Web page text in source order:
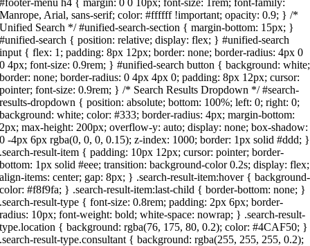
#footer-menu h4 { margin: 0 0 10px; font-size: 1rem; font-family:
Manrope, Arial, sans-serif; color: #ffffff !important; opacity: 0.9; } /*
Unified Search */ #unified-search-section { margin-bottom: 15px; }
#unified-search { position: relative; display: flex; } #unified-search
input { flex: 1; padding: 8px 12px; border: none; border-radius: 4px 0
0 4px; font-size: 0.9rem; } #unified-search button { background: white;
border: none; border-radius: 0 4px 4px 0; padding: 8px 12px; cursor:
pointer; font-size: 0.9rem; } /* Search Results Dropdown */ #search-
results-dropdown { position: absolute; bottom: 100%; left: 0; right: 0;
background: white; color: #333; border-radius: 4px; margin-bottom:
2px; max-height: 200px; overflow-y: auto; display: none; box-shadow:
0 -4px 6px rgba(0, 0, 0, 0.15); z-index: 1000; border: 1px solid #ddd; }
.search-result-item { padding: 10px 12px; cursor: pointer; border-
bottom: 1px solid #eee; transition: background-color 0.2s; display: flex;
align-items: center; gap: 8px; } .search-result-item:hover { background-
color: #f8f9fa; } .search-result-item:last-child { border-bottom: none; }
.search-result-type { font-size: 0.8rem; padding: 2px 6px; border-
radius: 10px; font-weight: bold; white-space: nowrap; } .search-result-
type.location { background: rgba(76, 175, 80, 0.2); color: #4CAF50; }
.search-result-type.consultant { background: rgba(255, 255, 255, 0.2);